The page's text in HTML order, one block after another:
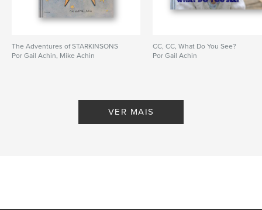
The Adventures of STARKINSONS
Por Gail Achin, Mike Achin
CC, CC, What Do You See?
Por Gail Achin
VER MAIS